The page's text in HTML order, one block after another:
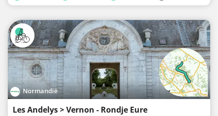
Normandië
Les Andelys > Vernon - Rondje Eure